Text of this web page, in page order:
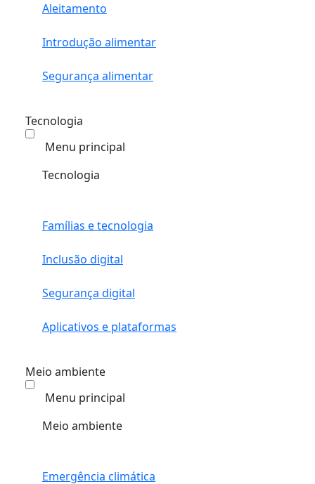
Aleitamento
Introdução alimentar
Segurança alimentar
Tecnologia
Menu principal
Tecnologia
Famílias e tecnologia
Inclusão digital
Segurança digital
Aplicativos e plataformas
Meio ambiente
Menu principal
Meio ambiente
Emergência climática